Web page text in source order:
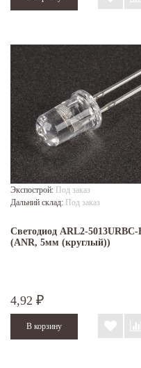
Экспострой: Под заказ
Дальний склад: Под заказ
Светодиод ARL2-5013URBC-
(ANR, 5мм (круглый))
4,92 ₽